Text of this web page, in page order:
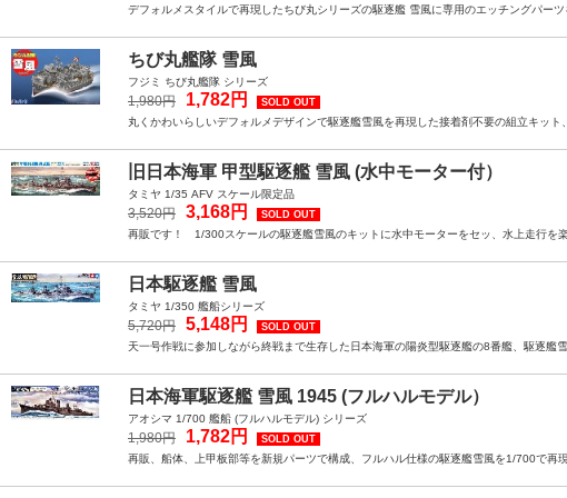
デフォルメスタイルで再現したちび丸シリーズの駆逐艦 雪風に専用のエッチングパー
ちび丸艦隊 雪風
フジミ ちび丸艦隊 シリーズ
1,980円 1,782円 SOLD OUT
丸くかわいらしいデフォルメデザインで駆逐艦雪風を再現した接着剤不要の組立キッ
旧日本海軍 甲型駆逐艦 雪風 (水中モーター付）
タミヤ 1/35 AFV スケール限定品
3,520円 3,168円 SOLD OUT
再販です！ 1/300スケールの駆逐艦雪風のキットに水中モーターをセッ、水上走行を
日本駆逐艦 雪風
タミヤ 1/350 艦船シリーズ
5,720円 5,148円 SOLD OUT
天一号作戦に参加しながら終戦まで生存した日本海軍の陽炎型駆逐艦の8番艦、駆逐艦
日本海軍駆逐艦 雪風 1945 (フルハルモデル）
アオシマ 1/700 艦船 (フルハルモデル) シリーズ
1,980円 1,782円 SOLD OUT
再販、船体、上甲板部等を新規パーツで構成、フルハル仕様の駆逐艦雪風を1/700で再